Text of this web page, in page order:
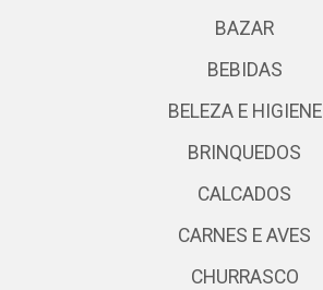
BAZAR
BEBIDAS
BELEZA E HIGIENE
BRINQUEDOS
CALCADOS
CARNES E AVES
CHURRASCO